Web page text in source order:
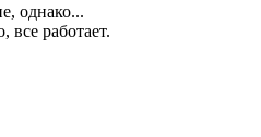
однако...
все работает.